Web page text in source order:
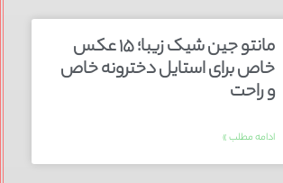
مانتو جین شیک زیبا؛ ۱۵ عکس
خاص برای استایل دخترونه خاص
و راحت
ادامه مطلب »